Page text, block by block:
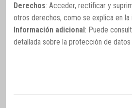
Derechos: Acceder, rectificar y
otros derechos, como se explica en la
Información adicional: Puede
detallada sobre la protección de datos